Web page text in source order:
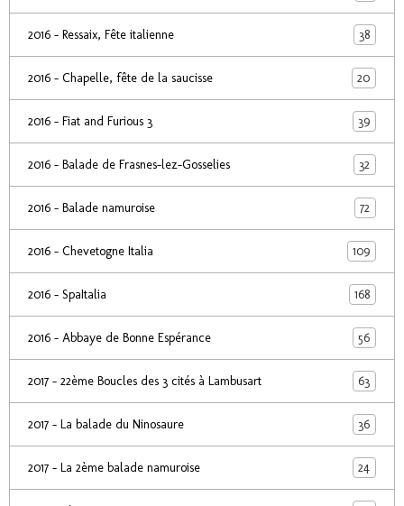
2016 - Ressaix, Fête italienne 38
2016 - Chapelle, fête de la saucisse 20
2016 - Fiat and Furious 3 39
2016 - Balade de Frasnes-lez-Gosselies 32
2016 - Balade namuroise 72
2016 - Chevetogne Italia 109
2016 - SpaItalia 168
2016 - Abbaye de Bonne Espérance 56
2017 - 22ème Boucles des 3 cités à Lambusart 63
2017 - La balade du Ninosaure 36
2017 - La 2ème balade namuroise 24